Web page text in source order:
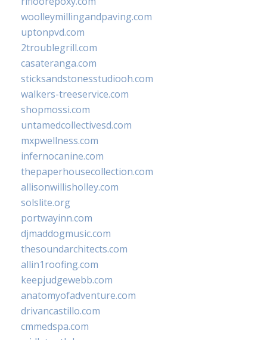
woolleymillingandpaving.com
uptonpvd.com
2troublegrill.com
casateranga.com
sticksandstonesstudiooh.com
walkers-treeservice.com
shopmossi.com
untamedcollectivesd.com
mxpwellness.com
infernocanine.com
thepaperhousecollection.com
allisonwillisholley.com
solslite.org
portwayinn.com
djmaddogmusic.com
thesoundarchitects.com
allin1roofing.com
keepjudgewebb.com
anatomyofadventure.com
drivancastillo.com
cmmedspa.com